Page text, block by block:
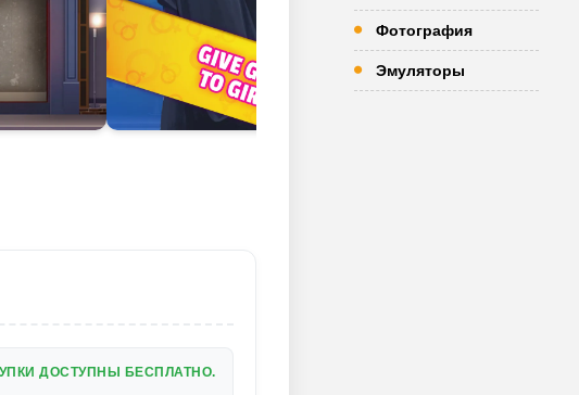
ДОСТУПНЫ БЕСПЛАТНО.
Фотография
Эмуляторы